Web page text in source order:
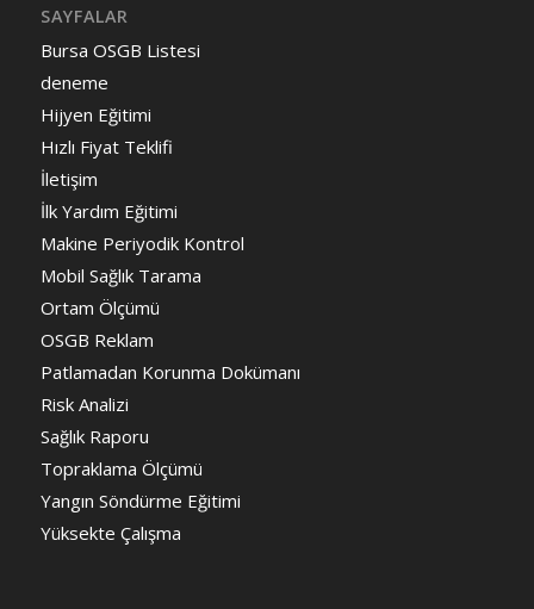
SAYFALAR
Bursa OSGB Listesi
deneme
Hijyen Eğitimi
Hızlı Fiyat Teklifi
İletişim
İlk Yardım Eğitimi
Makine Periyodik Kontrol
Mobil Sağlık Tarama
Ortam Ölçümü
OSGB Reklam
Patlamadan Korunma Dokümanı
Risk Analizi
Sağlık Raporu
Topraklama Ölçümü
Yangın Söndürme Eğitimi
Yüksekte Çalışma